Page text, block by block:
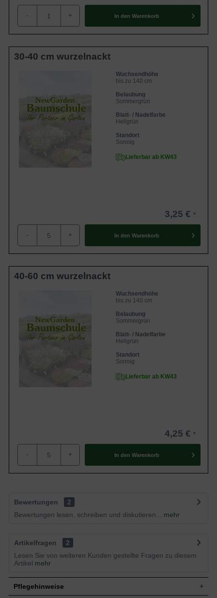
- + In den Warenkorb
30-40 cm wurzelnackt
Wuchsendhöhe
bis zu 140 cm
Belaubung
Sommergrün
Blatt- / Nadelfarbe
Hellgrün
Standort
Sonnig
Lieferbar ab KW43
3,25 €
- + In den Warenkorb
40-60 cm wurzelnackt
Wuchsendhöhe
bis zu 140 cm
Belaubung
Sommergrün
Blatt- / Nadelfarbe
Hellgrün
Standort
Sonnig
Lieferbar ab KW43
4,25 €
- + In den Warenkorb
Bewertungen
2
Bewertungen lesen, schreiben und diskutieren...
mehr
Artikelfragen
2
Lesen Sie von weiteren Kunden gestellte Fragen zu diesem
Artikel mehr
Pflegehinweise